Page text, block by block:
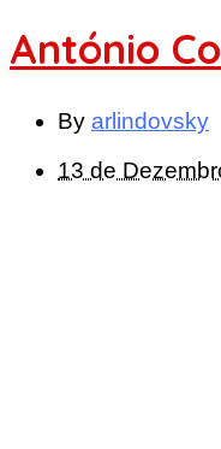
António
By arlindovsky
13 de